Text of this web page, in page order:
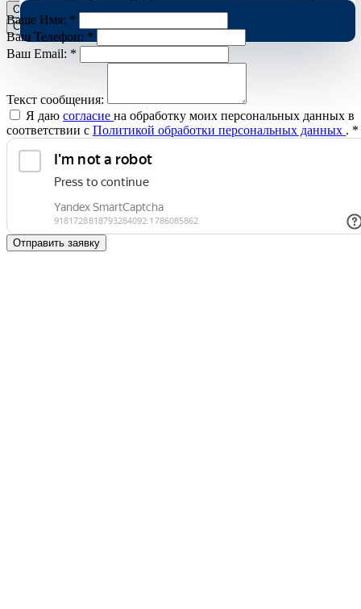
Ваше Имя: *
Ваш Телефон: *
Ваш Email: *
Текст сообщения:
Я даю согласие на обработку моих персональных данных в
соответствии с Политикой обработки персональных данных . *
Отправить заявку
Отклонить
Cookies